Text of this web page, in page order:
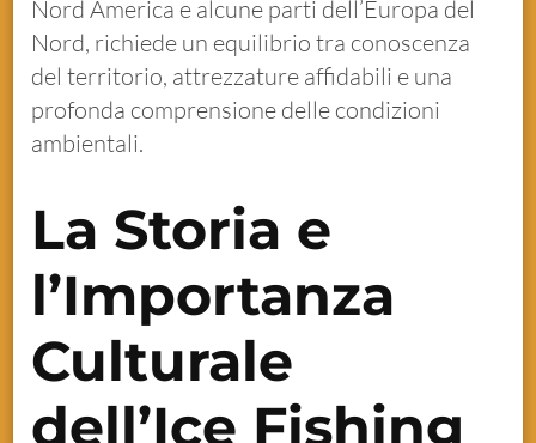
Nord America e alcune parti dell’Europa del
Nord, richiede un equilibrio tra conoscenza
del territorio, attrezzature affidabili e una
profonda comprensione delle condizioni
ambientali.
La Storia e
l’Importanza
Culturale
dell’Ice Fishing